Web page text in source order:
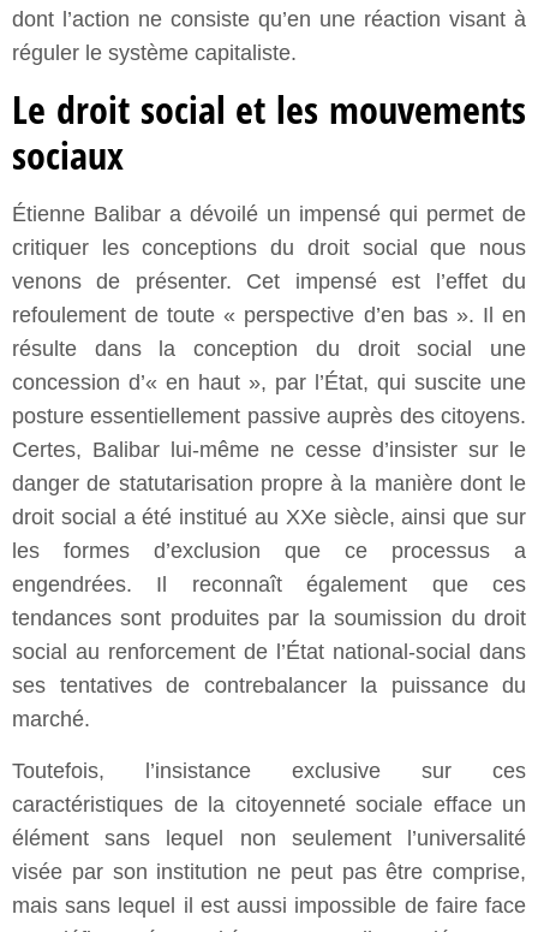
dont l’action ne consiste qu’en une réaction visant à
réguler le système capitaliste.
Le droit social et les mouvements
sociaux
Étienne Balibar a dévoilé un impensé qui permet de
critiquer les conceptions du droit social que nous
venons de présenter. Cet impensé est l’effet du
refoulement de toute « perspective d’en bas ». Il en
résulte dans la conception du droit social une
concession d’« en haut », par l’État, qui suscite une
posture essentiellement passive auprès des citoyens.
Certes, Balibar lui-même ne cesse d’insister sur le
danger de statutarisation propre à la manière dont le
droit social a été institué au XXe siècle, ainsi que sur
les formes d’exclusion que ce processus a
engendrées. Il reconnaît également que ces
tendances sont produites par la soumission du droit
social au renforcement de l’État national-social dans
ses tentatives de contrebalancer la puissance du
marché.
Toutefois, l’insistance exclusive sur ces
caractéristiques de la citoyenneté sociale efface un
élément sans lequel non seulement l’universalité
visée par son institution ne peut pas être comprise,
mais sans lequel il est aussi impossible de faire face